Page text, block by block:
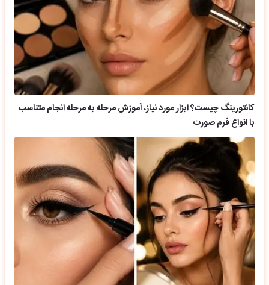
کانتورینگ چیست؟ ابزار مورد نیاز، آموزش مرحله به مرحله انجام متناسب
با انواع فرم صورت